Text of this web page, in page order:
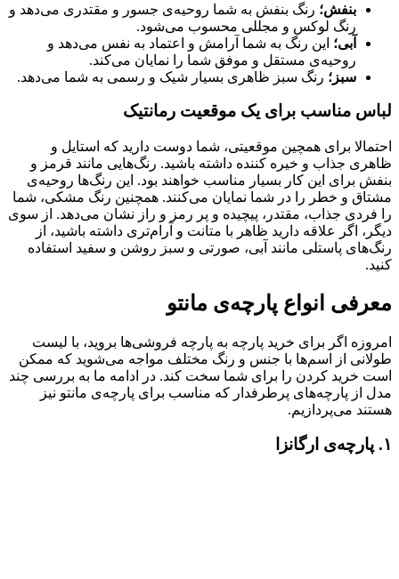
بنفش؛ رنگ بنفش به شما روحیه‌ی جسور و مقتدری می‌دهد و
رنگ لوکس و مجللی محسوب می‌شود.
آبی؛ این رنگ به شما آرامش و اعتماد به نفس می‌دهد و
روحیه‌ی مستقل و موفق شما را نمایان می‌کند.
سبز؛ رنگ سبز ظاهری بسیار شیک و رسمی به شما می‌دهد.
لباس مناسب برای یک موقعیت رمانتیک
احتمالا برای همچین موقعیتی، شما دوست دارید که استایل و
ظاهری جذاب و خیره کننده داشته باشید. رنگ‌هایی مانند قرمز و
بنفش برای این کار بسیار مناسب خواهند بود. این رنگ‌ها روحیه‌ی
مشتاق و خطر را در شما نمایان می‌کنند. همچنین رنگ مشکی، شما
را فردی جذاب، مقتدر، پیچیده و پر رمز و راز نشان می‌دهد. از سوی
دیگر، اگر علاقه دارید ظاهر با متانت و آرام‌تری داشته باشید، از
رنگ‌های پاستلی مانند آبی، صورتی و سبز روشن و سفید استفاده
کنید.
معرفی انواع پارچه‌ی مانتو
امروزه اگر برای خرید پارچه به پارچه فروشی‌ها بروید، با لیست
طولانی از اسم‌ها با جنس و رنگ مختلف مواجه می‌شوید که ممکن
است خرید کردن را برای شما سخت کند. در ادامه ما به بررسی چند
مدل از پارچه‌های پرطرفدار که مناسب برای پارچه‌ی مانتو نیز
هستند می‌پردازیم.
۱. پارچه‌ی ارگانزا